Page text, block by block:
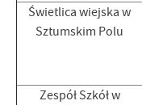
Świetlica wiejska w
Sztumskim Polu
Zespół Szkół w